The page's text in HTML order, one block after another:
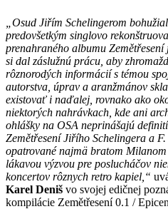
„Osud Jiřím Schelingerom
predovšetkým singlovo
prenahraného albumu
si dal záslužnú prácu, aby
rôznorodých informácií s témou
autorstva, úprav a aranžmánov
existovať i naďalej, rovnako ako
niektorých nahrávkach, kde ani
ohlášky na OSA neprinášajú
Zemětřesení Jiřího Schelingera a
opatrované najmä bratom
lákavou výzvou pre poslucháčov
koncertov rôznych retro kapiel,“
Karel Deniš vo svojej edičnej
kompilácie Zemětřesení 0.1 /